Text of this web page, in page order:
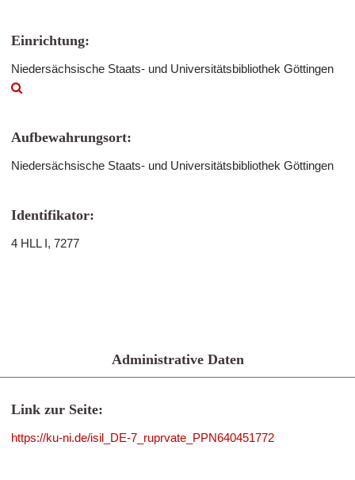
Einrichtung:
Niedersächsische Staats- und Universitätsbibliothek Göttingen
Aufbewahrungsort:
Niedersächsische Staats- und Universitätsbibliothek Göttingen
Identifikator:
4 HLL I, 7277
Administrative Daten
Link zur Seite:
https://ku-ni.de/isil_DE-7_ruprvate_PPN640451772